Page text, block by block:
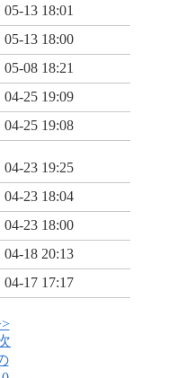
05-13 18:01
05-13 18:00
05-08 18:21
04-25 19:09
04-25 19:08
04-23 19:25
04-23 18:04
04-23 18:00
04-18 20:13
04-17 17:17